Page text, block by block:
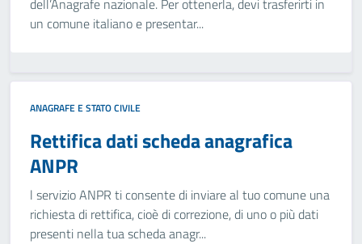
un comune italiano e presentar...
ANAGRAFE E STATO CIVILE
Rettifica dati scheda anagrafica
ANPR
l servizio ANPR ti consente di inviare al tuo comune una
richiesta di rettifica, cioè di correzione, di uno o più dati
presenti nella tua scheda anagr...